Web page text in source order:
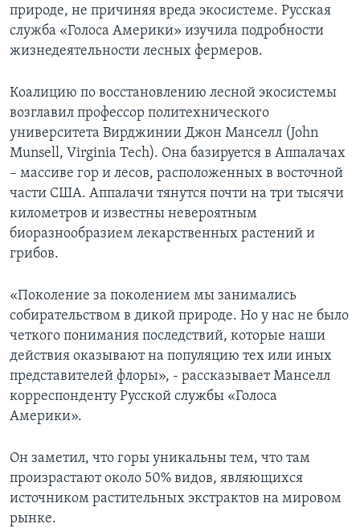
природе, не причиняя вреда экосистеме. Русская
служба «Голоса Америки» изучила подробности
жизнедеятельности лесных фермеров.
Коалицию по восстановлению лесной экосистемы
возглавил профессор политехнического
университета Вирджинии Джон Манселл (John
Munsell, Virginia Tech). Она базируется в Аппалачах
– массиве гор и лесов, расположенных в восточной
части США. Аппалачи тянутся почти на три тысячи
километров и известны невероятным
биоразнообразием лекарственных растений и
грибов.
«Поколение за поколением мы занимались
собирательством в дикой природе. Но у нас не было
четкого понимания последствий, которые наши
действия оказывают на популяцию тех или иных
представителей флоры», - рассказывает Манселл
корреспонденту Русской службы «Голоса
Америки».
Он заметил, что горы уникальны тем, что там
произрастают около 50% видов, являющихся
источником растительных экстрактов на мировом
рынке.